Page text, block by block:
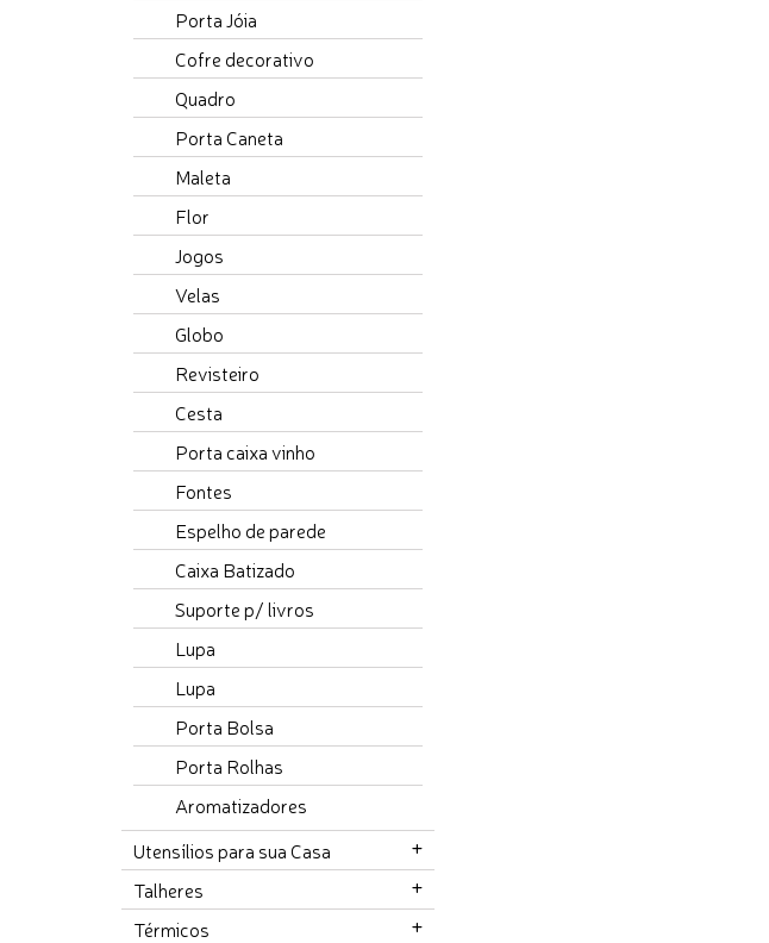
Porta Jóia
Cofre decorativo
Quadro
Porta Caneta
Maleta
Flor
Jogos
Velas
Globo
Revisteiro
Cesta
Porta caixa vinho
Fontes
Espelho de parede
Caixa Batizado
Suporte p/ livros
Lupa
Lupa
Porta Bolsa
Porta Rolhas
Aromatizadores
Utensílios para sua Casa
Talheres
Térmicos